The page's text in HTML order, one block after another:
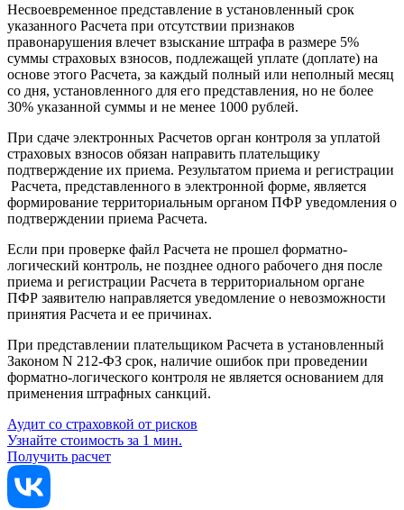
Несвоевременное представление в установленный срок
указанного Расчета при отсутствии признаков
правонарушения влечет взыскание штрафа в размере 5%
суммы страховых взносов, подлежащей уплате (доплате) на
основе этого Расчета, за каждый полный или неполный месяц
со дня, установленного для его представления, но не более
30% указанной суммы и не менее 1000 рублей.
При сдаче электронных Расчетов орган контроля за уплатой
страховых взносов обязан направить плательщику
подтверждение их приема. Результатом приема и регистрации
Расчета, представленного в электронной форме, является
формирование территориальным органом ПФР уведомления о
подтверждении приема Расчета.
Если при проверке файл Расчета не прошел форматно-
логический контроль, не позднее одного рабочего дня после
приема и регистрации Расчета в территориальном органе
ПФР заявителю направляется уведомление о невозможности
принятия Расчета и ее причинах.
При представлении плательщиком Расчета в установленный
Законом N 212-ФЗ срок, наличие ошибок при проведении
форматно-логического контроля не является основанием для
применения штрафных санкций.
Аудит со страховкой от рисков
Узнайте стоимость за 1 мин.
Получить расчет